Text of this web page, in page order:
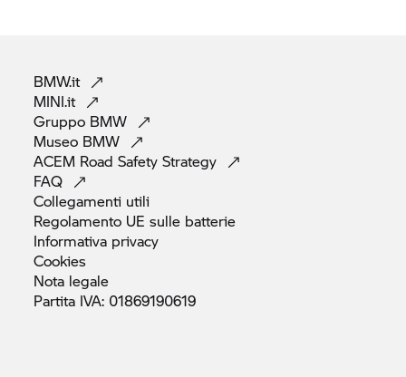
BMW.it
MINI.it
Gruppo BMW
Museo BMW
ACEM Road SafetyStrategy
FAQ
Collegamenti utili
Regolamento UE sulle batterie
Informativa privacy
Cookies
Nota legale
Partita IVA: 01869190619